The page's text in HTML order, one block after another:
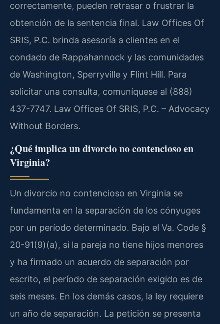
correctamente, pueden retrasar o frustrar la
obtención de la sentencia final. Law Offices Of
SRIS, P.C. brinda asesoría a clientes en el
condado de Rappahannock y las comunidades
de Washington, Sperryville y Flint Hill. Para
solicitar una consulta, comuníquese al (888)
437-7747. Law Offices Of SRIS, P.C. – Advocacy
Without Borders.
¿Qué implica un divorcio no contencioso en
Virginia?
Un divorcio no contencioso en Virginia se
fundamenta en la separación de los cónyuges
por un período determinado. Bajo el Va. Code §
20-91(9)(a), si la pareja no tiene hijos menores
y ha firmado un acuerdo de separación por
escrito, el período de separación exigido es de
seis meses. En los demás casos, la ley requiere
un año de separación. La petición se presenta